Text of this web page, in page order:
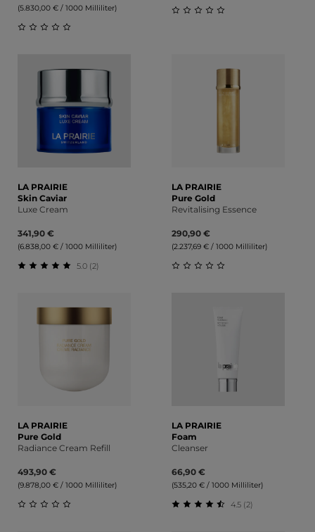
(5.830,00 € / 1000 Milliliter)
LA PRAIRIE
Skin Caviar
Luxe Cream
341,90 €
(6.838,00 € / 1000 Milliliter)
5.0 (2)
LA PRAIRIE
Pure Gold
Revitalising Essence
290,90 €
(2.237,69 € / 1000 Milliliter)
LA PRAIRIE
Pure Gold
Radiance Cream Refill
493,90 €
(9.878,00 € / 1000 Milliliter)
LA PRAIRIE
Foam
Cleanser
66,90 €
(535,20 € / 1000 Milliliter)
4.5 (2)